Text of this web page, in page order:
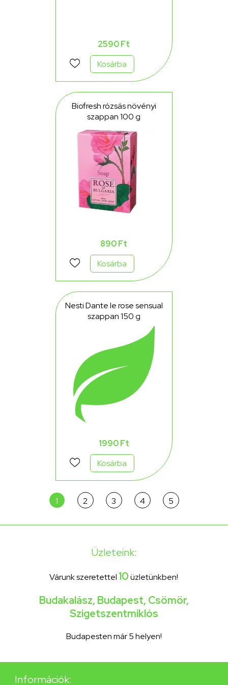
2590 Ft
Kosárba
Biofresh rózsás növényi
szappan 100 g
890 Ft
Kosárba
Nesti Dante le rose sensual
szappan 150 g
1990 Ft
Kosárba
1 2 3 4 5
Üzleteink:
Várunk szeretettel10üzletünkben!
Budakalász, Budapest, Csömör,
Szigetszentmiklós
Budapesten már 5 helyen!
Információk: